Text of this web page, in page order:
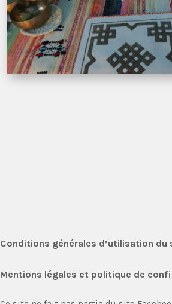
Conditions générales d’utilisation du
Mentions légales et politique de